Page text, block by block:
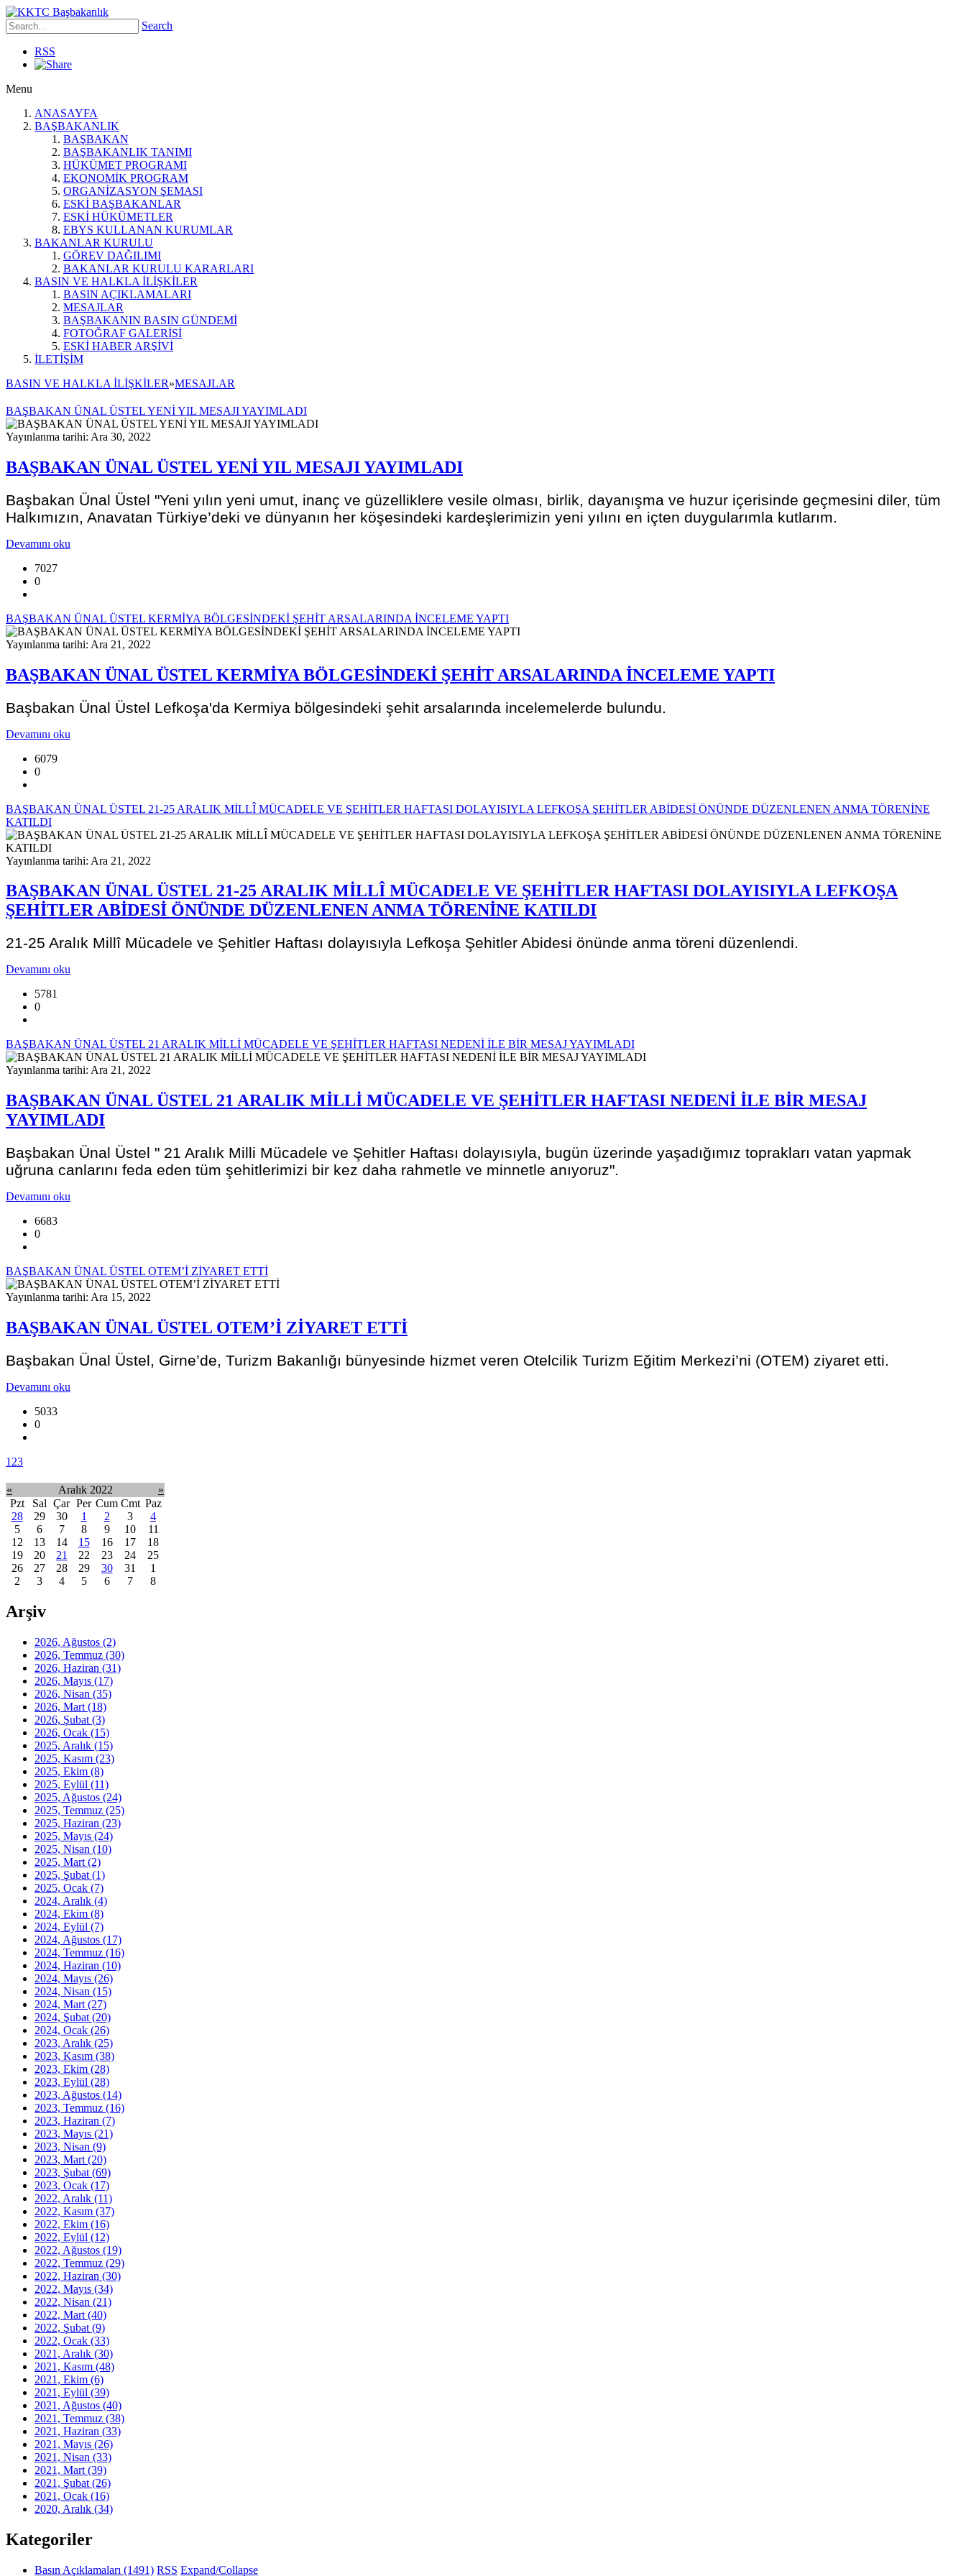
Search
RSS
Menu
ANASAYFA
BAŞBAKANLIK
BAŞBAKAN
BAŞBAKANLIK TANIMI
HÜKÜMET PROGRAMI
EKONOMİK PROGRAM
ORGANİZASYON ŞEMASI
ESKİ BAŞBAKANLAR
ESKİ HÜKÜMETLER
EBYS KULLANAN KURUMLAR
BAKANLAR KURULU
GÖREV DAĞILIMI
BAKANLAR KURULU KARARLARI
BASIN VE HALKLA İLİŞKİLER
BASIN AÇIKLAMALARI
MESAJLAR
BAŞBAKANIN BASIN GÜNDEMİ
FOTOĞRAF GALERİSİ
ESKİ HABER ARŞİVİ
İLETİŞİM
BASIN VE HALKLA İLİŞKİLER»MESAJLAR
BAŞBAKAN ÜNAL ÜSTEL YENİ YIL MESAJI YAYIMLADI
Yayınlanma tarihi: Ara 30, 2022
BAŞBAKAN ÜNAL ÜSTEL YENİ YIL MESAJI YAYIMLADI
Başbakan Ünal Üstel "Yeni yılın yeni umut, inanç ve güzelliklere vesile olması, birlik, dayanışma ve huzur içerisinde geçmesini diler, tüm
Halkımızın, Anavatan Türkiye’deki ve dünyanın her köşesindeki kardeşlerimizin yeni yılını en içten duygularımla kutlarım.
Devamını oku
7027
0
BAŞBAKAN ÜNAL ÜSTEL KERMİYA BÖLGESİNDEKİ ŞEHİT ARSALARINDA İNCELEME YAPTI
Yayınlanma tarihi: Ara 21, 2022
BAŞBAKAN ÜNAL ÜSTEL KERMİYA BÖLGESİNDEKİ ŞEHİT ARSALARINDA İNCELEME YAPTI
Başbakan Ünal Üstel Lefkoşa'da Kermiya bölgesindeki şehit arsalarında incelemelerde bulundu.
Devamını oku
6079
0
BAŞBAKAN ÜNAL ÜSTEL 21-25 ARALIK MİLLÎ MÜCADELE VE ŞEHİTLER HAFTASI DOLAYISIYLA LEFKOŞA ŞEHİTLER ABİDESİ ÖNÜNDE DÜZENLENEN ANMA TÖRENİNE
KATILDI
Yayınlanma tarihi: Ara 21, 2022
BAŞBAKAN ÜNAL ÜSTEL 21-25 ARALIK MİLLÎ MÜCADELE VE ŞEHİTLER HAFTASI DOLAYISIYLA LEFKOŞA
ŞEHİTLER ABİDESİ ÖNÜNDE DÜZENLENEN ANMA TÖRENİNE KATILDI
21-25 Aralık Millî Mücadele ve Şehitler Haftası dolayısıyla Lefkoşa Şehitler Abidesi önünde anma töreni düzenlendi.
Devamını oku
5781
0
BAŞBAKAN ÜNAL ÜSTEL 21 ARALIK MİLLİ MÜCADELE VE ŞEHİTLER HAFTASI NEDENİ İLE BİR MESAJ YAYIMLADI
Yayınlanma tarihi: Ara 21, 2022
BAŞBAKAN ÜNAL ÜSTEL 21 ARALIK MİLLİ MÜCADELE VE ŞEHİTLER HAFTASI NEDENİ İLE BİR MESAJ
YAYIMLADI
Başbakan Ünal Üstel " 21 Aralık Milli Mücadele ve Şehitler Haftası dolayısıyla, bugün üzerinde yaşadığımız toprakları vatan yapmak
uğruna canlarını feda eden tüm şehitlerimizi bir kez daha rahmetle ve minnetle anıyoruz".
Devamını oku
6683
0
BAŞBAKAN ÜNAL ÜSTEL OTEM’İ ZİYARET ETTİ
Yayınlanma tarihi: Ara 15, 2022
BAŞBAKAN ÜNAL ÜSTEL OTEM’İ ZİYARET ETTİ
Başbakan Ünal Üstel, Girne’de, Turizm Bakanlığı bünyesinde hizmet veren Otelcilik Turizm Eğitim Merkezi’ni (OTEM) ziyaret etti.
Devamını oku
5033
0
1 23
« Aralık 2022
»
Pzt
Sal Çar Per Cum Cmt Paz
28
29 30 1 2 3
4
5
6 7 8 9 10
11
12
13 14 15 16 17
18
19
20 21 22 23 24
25
26
27 28 29 30 31
1
2
3 4 5 6 7 8
Arşiv
2026, Ağustos (2)
2026, Temmuz (30)
2026, Haziran (31)
2026, Mayıs (17)
2026, Nisan (35)
2026, Mart (18)
2026, Şubat (3)
2026, Ocak (15)
2025, Aralık (15)
2025, Kasım (23)
2025, Ekim (8)
2025, Eylül (11)
2025, Ağustos (24)
2025, Temmuz (25)
2025, Haziran (23)
2025, Mayıs (24)
2025, Nisan (10)
2025, Mart (2)
2025, Şubat (1)
2025, Ocak (7)
2024, Aralık (4)
2024, Ekim (8)
2024, Eylül (7)
2024, Ağustos (17)
2024, Temmuz (16)
2024, Haziran (10)
2024, Mayıs (26)
2024, Nisan (15)
2024, Mart (27)
2024, Şubat (20)
2024, Ocak (26)
2023, Aralık (25)
2023, Kasım (38)
2023, Ekim (28)
2023, Eylül (28)
2023, Ağustos (14)
2023, Temmuz (16)
2023, Haziran (7)
2023, Mayıs (21)
2023, Nisan (9)
2023, Mart (20)
2023, Şubat (69)
2023, Ocak (17)
2022, Aralık (11)
2022, Kasım (37)
2022, Ekim (16)
2022, Eylül (12)
2022, Ağustos (19)
2022, Temmuz (29)
2022, Haziran (30)
2022, Mayıs (34)
2022, Nisan (21)
2022, Mart (40)
2022, Şubat (9)
2022, Ocak (33)
2021, Aralık (30)
2021, Kasım (48)
2021, Ekim (6)
2021, Eylül (39)
2021, Ağustos (40)
2021, Temmuz (38)
2021, Haziran (33)
2021, Mayıs (26)
2021, Nisan (33)
2021, Mart (39)
2021, Şubat (26)
2021, Ocak (16)
2020, Aralık (34)
Kategoriler
Basın Açıklamaları (1491) RSS Expand/Collapse